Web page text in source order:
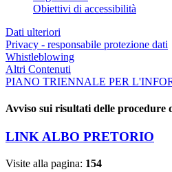
Obiettivi di accessibilità
Dati ulteriori
Privacy - responsabile protezione dati
Whistleblowing
Altri Contenuti
PIANO TRIENNALE PER
Avviso sui risultati delle procedure
LINK ALBO PRETORIO
Visite alla pagina: 154